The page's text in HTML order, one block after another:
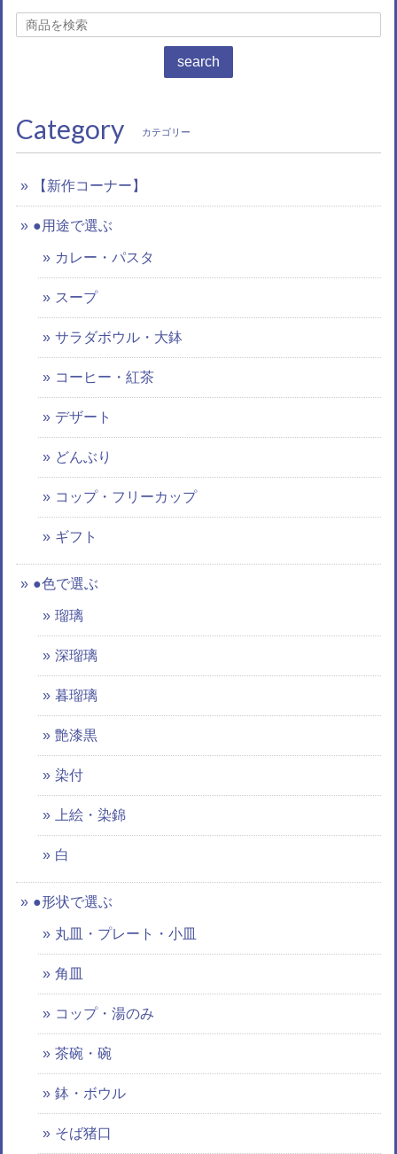
search
Category カテゴリー
【新作コーナー】
●用途で選ぶ
カレー・パスタ
スープ
サラダボウル・大鉢
コーヒー・紅茶
デザート
どんぶり
コップ・フリーカップ
ギフト
●色で選ぶ
瑠璃
深瑠璃
暮瑠璃
艶漆黒
染付
上絵・染錦
白
●形状で選ぶ
丸皿・プレート・小皿
角皿
コップ・湯のみ
茶碗・碗
鉢・ボウル
そば猪口